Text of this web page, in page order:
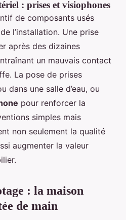
: prises et visiophones
de composants usés
l’installation. Une prise
après des dizaines
un mauvais contact
La pose de prises
dans une salle d’eau, ou
pour renforcer la
simples mais
non seulement la qualité
augmenter la valeur
: la maison
de main